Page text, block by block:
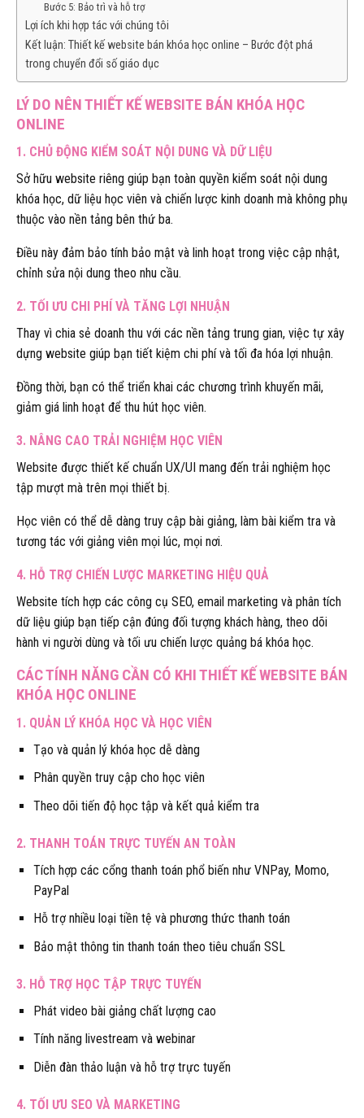
Bước 5: Bảo trì và hỗ trợ
Lợi ích khi hợp tác với chúng tôi
Kết luận: Thiết kế website bán khóa học online – Bước đột phá
trong chuyển đổi số giáo dục
LÝ DO NÊN THIẾT KẾ WEBSITE BÁN KHÓA HỌC
ONLINE
1. CHỦ ĐỘNG KIỂM SOÁT NỘI DUNG VÀ DỮ LIỆU
Sở hữu website riêng giúp bạn toàn quyền kiểm soát nội dung
khóa học, dữ liệu học viên và chiến lược kinh doanh mà không phụ
thuộc vào nền tảng bên thứ ba.
Điều này đảm bảo tính bảo mật và linh hoạt trong việc cập nhật,
chỉnh sửa nội dung theo nhu cầu.
2. TỐI ƯU CHI PHÍ VÀ TĂNG LỢI NHUẬN
Thay vì chia sẻ doanh thu với các nền tảng trung gian, việc tự xây
dựng website giúp bạn tiết kiệm chi phí và tối đa hóa lợi nhuận.
Đồng thời, bạn có thể triển khai các chương trình khuyến mãi,
giảm giá linh hoạt để thu hút học viên.
3. NÂNG CAO TRẢI NGHIỆM HỌC VIÊN
Website được thiết kế chuẩn UX/UI mang đến trải nghiệm học
tập mượt mà trên mọi thiết bị.
Học viên có thể dễ dàng truy cập bài giảng, làm bài kiểm tra và
tương tác với giảng viên mọi lúc, mọi nơi.
4. HỖ TRỢ CHIẾN LƯỢC MARKETING HIỆU QUẢ
Website tích hợp các công cụ SEO, email marketing và phân tích
dữ liệu giúp bạn tiếp cận đúng đối tượng khách hàng, theo dõi
hành vi người dùng và tối ưu chiến lược quảng bá khóa học.
CÁC TÍNH NĂNG CẦN CÓ KHI THIẾT KẾ WEBSITE BÁN
KHÓA HỌC ONLINE
1. QUẢN LÝ KHÓA HỌC VÀ HỌC VIÊN
Tạo và quản lý khóa học dễ dàng
Phân quyền truy cập cho học viên
Theo dõi tiến độ học tập và kết quả kiểm tra
2. THANH TOÁN TRỰC TUYẾN AN TOÀN
Tích hợp các cổng thanh toán phổ biến như VNPay, Momo,
PayPal
Hỗ trợ nhiều loại tiền tệ và phương thức thanh toán
Bảo mật thông tin thanh toán theo tiêu chuẩn SSL
3. HỖ TRỢ HỌC TẬP TRỰC TUYẾN
Phát video bài giảng chất lượng cao
Tính năng livestream và webinar
Diễn đàn thảo luận và hỗ trợ trực tuyến
4. TỐI ƯU SEO VÀ MARKETING